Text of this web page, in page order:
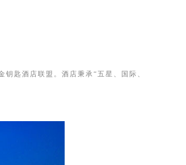
匙酒店联盟。酒店秉承“五星、国际、